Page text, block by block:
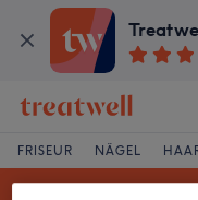
FRISEUR NÄGEL